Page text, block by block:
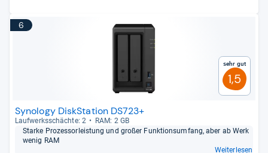
6
Sehr gut
1,5
Synology DiskStation DS723+
Lauf­werks­schächte: 2
RAM: 2 GB
Starke Pro­zes­sor­leis­tung und großer Funk­ti­ons­um­fang, aber ab Werk
wenig RAM
Weiterlesen